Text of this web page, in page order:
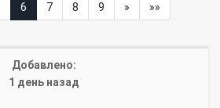
6 7 8 9 » »»
Добавлено:
1 день назад